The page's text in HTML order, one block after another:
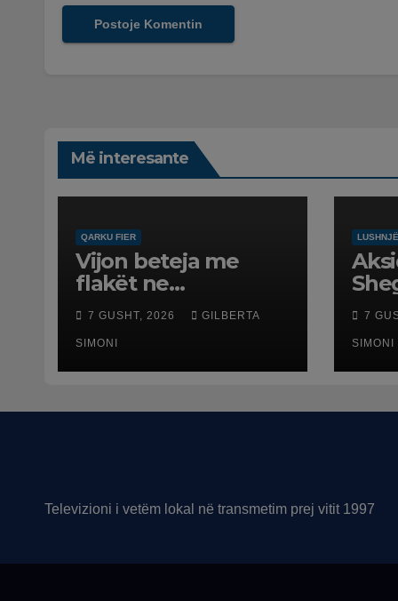
Më interesante
QARKU FIER
Vijon beteja me
flakët ne
Mallakastër nga
toka dhe nga ajri
me dy helikopterë.
7 GUSHT, 2026 GILBERTA
SIMONI
LUSHNJË
7
SIMONI
Televizioni i vetëm lokal në transmetim prej vitit 1997